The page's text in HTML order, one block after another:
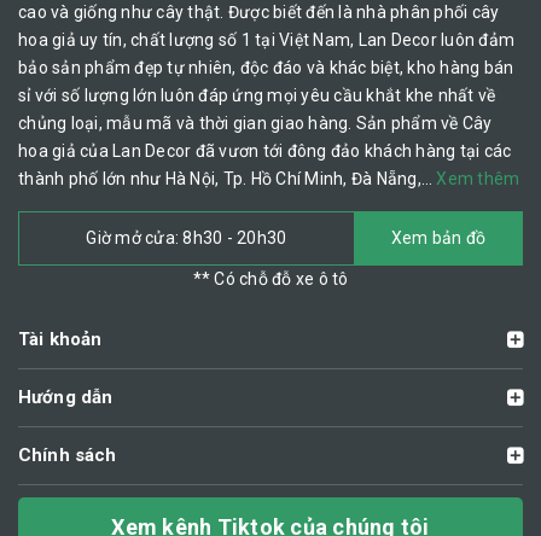
cao và giống như cây thật. Được biết đến là nhà phân phối cây
hoa giả uy tín, chất lượng số 1 tại Việt Nam, Lan Decor luôn đảm
bảo sản phẩm đẹp tự nhiên, độc đáo và khác biệt, kho hàng bán
sỉ với số lượng lớn luôn đáp ứng mọi yêu cầu khắt khe nhất về
chủng loại, mẫu mã và thời gian giao hàng. Sản phẩm về Cây
hoa giả của Lan Decor đã vươn tới đông đảo khách hàng tại các
thành phố lớn như Hà Nội, Tp. Hồ Chí Minh, Đà Nẵng,… Xem thêm
Giờ mở cửa: 8h30 - 20h30 Xem bản đồ
** Có chỗ đỗ xe ô tô
Tài khoản
Hướng dẫn
Chính sách
Xem kênh Tiktok của chúng tôi